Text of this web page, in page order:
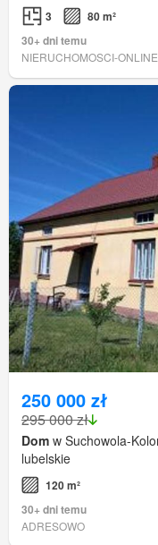
3
80 m²
30+ dni temu
250 000 zł
295 000 zł
Dom w Suchowola-
lubelskie
120 m²
30+ dni temu
ADRESOWO